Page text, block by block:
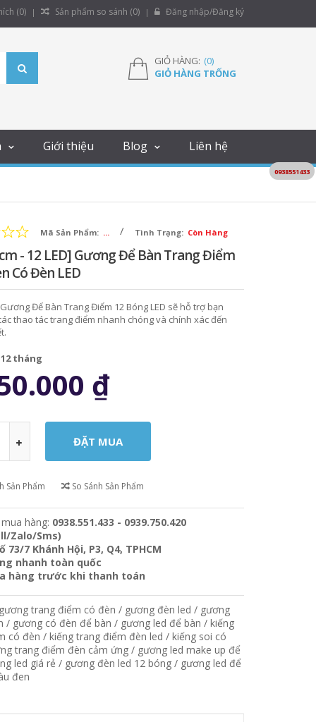
(0) Sản phẩm so sánh (0) Đăng nhập/Đăng ký
GIỎ HÀNG: (0)
GIỎ HÀNG TRỐNG
Giới thiệu Blog Liên hệ
Mã Sản Phẩm: ... / Tình Trạng: Còn Hàng
- 12 LED] Gương Để Bàn Trang Điểm
Có Đèn LED
Để Bàn Trang Điểm 12 Bóng LED sẽ hỗ trợ bạn
thao tác trang điểm nhanh chóng và chính xác đến
12 tháng
₫
Sản Phẩm So Sánh Sản Phẩm
mua hàng: 0938.551.433 - 0939.750.420
Zalo/Sms)
73/7 Khánh Hội, P3, Q4, TPHCM
nhanh toàn quốc
hàng trước khi thanh toán
gương trang điểm có đèn / gương đèn led / gương
/ gương có đèn để bàn / gương led để bàn /kiếng
có đèn /kiếng trang điểm đèn led /kiếng soi có
trang điểm đèn cảm ứng / gương led make up để
led giá rẻ / gương đèn led 12 bóng / gương led để
đen
0938551433